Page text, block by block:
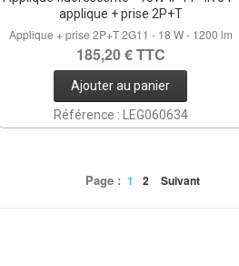
applique + prise 2P+T
Applique + prise 2P+T 2G11 - 18 W - 1200 lm
185,20 € TTC
Ajouter au panier
Référence : LEG060634
Page : 1 2 Suivant